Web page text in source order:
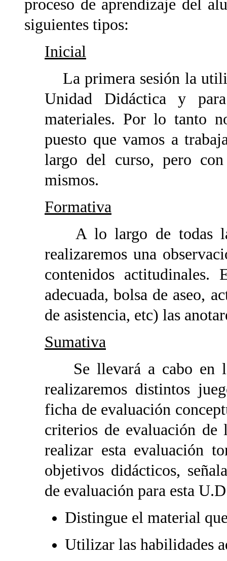
proceso de aprendizaje del
siguientes tipos:
Inicial
La primera sesión la
Unidad Didáctica y
materiales. Por lo tanto
puesto que vamos a
largo del curso, pero
mismos.
Formativa
A lo largo de todas
realizaremos una
contenidos actitudinales.
adecuada, bolsa de aseo,
de asistencia, etc) las
Sumativa
Se llevará a cabo en
realizaremos distintos
ficha de evaluación
criterios de evaluación
realizar esta evaluación
objetivos didácticos,
de evaluación para esta
Distingue el material
Utilizar las habilidades